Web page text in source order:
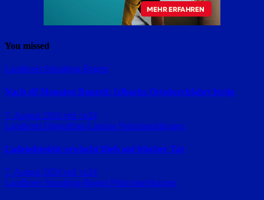
You missed
Landkreis Straubing-Bogen
Nach elf Monaten Bauzeit: Irlbachs Ortsdurchfahrt fertig
7. August 2026 red_ra24
Landkreis Dingolfing-Landau Polizeimeldungen
Ladendetektiv erwischt Dieb auf frischer Tat
7. August 2026 red_ra24
Landkreis Straubing-Bogen Polizeimeldungen